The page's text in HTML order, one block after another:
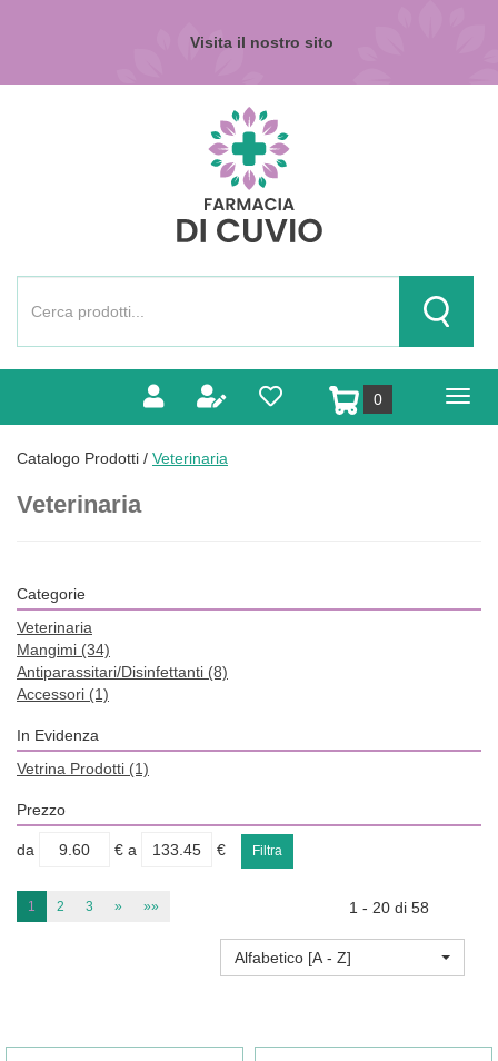
Visita il nostro sito
Prodotto
Cerca
0prodotti
inseriti
Catalogo Prodotti / Veterinaria
Veterinaria
Categorie
Veterinaria
Mangimi (34)
Antiparassitari/Disinfettanti (8)
Accessori (1)
In Evidenza
Vetrina Prodotti (1)
Prezzo
filtra
da €
filtra
a €
1 2 3 » »» 1 - 20 di 58
Alfabetico [A - Z]